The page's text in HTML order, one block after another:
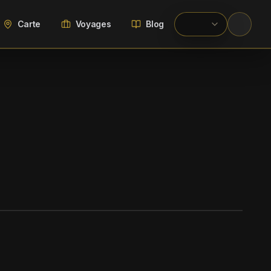
Carte Voyages Blog